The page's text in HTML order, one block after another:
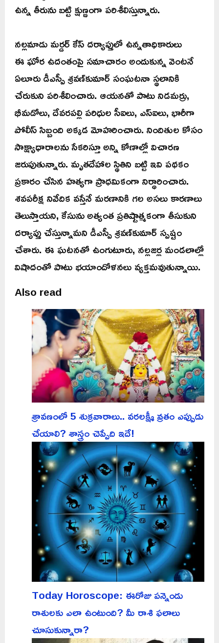
ఉన్న తీరును బట్టి క్షుణ్ణంగా పరిశీలిస్తున్నారు.
నల్లమాడు మర్డర్ కేస్ దర్యాప్తులో ఉన్నతాధికారులు
ఈ ఘోర ఉదంతంపై సమాచారం అందుకున్న వెంటనే
ఏలూరు డీఎస్పీ శ్రవణ్‌కుమార్ సంఘటనా స్థలానికి
చేరుకుని పరిశీలించారు. ఆయనతో పాటు నిడమర్రు,
భీమడోలు, దేవరపల్లి పరిధుల సీఐలు, ఎస్‌ఐలు, భారీగా
పోలీస్ సిబ్బంది అక్కడ మోహరించారు. నిందితుల కోసం
సాక్ష్యాధారాలను సేకరిస్తూ అన్ని కోణాల్లో విచారణ
జరుపుతున్నారు. మృతదేహాల స్థితిని బట్టి ఇవి పథకం
ప్రకారం చేసిన హత్యగా ప్రాధమికంగా నిర్ధారించారు.
శవపరీక్ష నివేదిక వస్తేనే మరణానికి గల అసలు కారణాలు
తెలుస్తాయని, కేసును అత్యంత ప్రతిష్టాత్మకంగా తీసుకుని
దర్యాప్తు చేస్తున్నామని డీఎస్పీ శ్రవణ్‌కుమార్ స్పష్టం
చేశారు. ఈ ఘటనతో ఉంగుటూరు, నల్లజర్ల మండలాల్లో
విషాదంతో పాటు భయాందోళనలు వ్యక్తమవుతున్నాయి.
Also read
శ్రావణంలో 5 శుక్రవారాలు.. వరలక్ష్మీ వ్రతం ఎప్పుడు
చేయాలి? శాస్త్రం చెప్పేది ఇదే!
Today Horoscope: ఈరోజు పన్నెండు
రాశులకు ఎలా ఉంటుంది? మీ రాశి ఫలాలు
చూసుకున్నారా?